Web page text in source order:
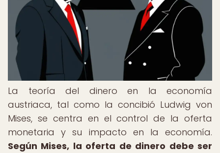
La teoría del dinero en la economía
austriaca, tal como la concibió Ludwig von
Mises, se centra en el control de la oferta
monetaria y su impacto en la economía.
Según Mises, la oferta de dinero debe ser